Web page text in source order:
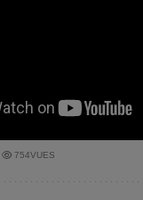
754VUES